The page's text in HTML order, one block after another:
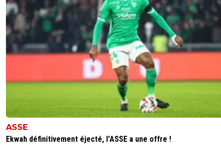
ASSE
Ekwah définitivement éjecté, l’ASSE a une offre !